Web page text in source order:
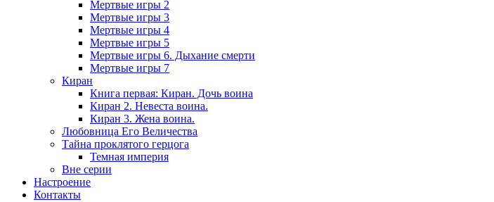
Мертвые игры 2
Мертвые игры 3
Мертвые игры 4
Мертвые игры 5
Мертвые игры 6. Дыхание смерти
Мертвые игры 7
Киран
Книга первая: Киран. Дочь воина
Киран 2. Невеста воина.
Киран 3. Жена воина.
Любовница Его Величества
Тайна проклятого герцога
Темная империя
Вне серии
Настроение
Контакты